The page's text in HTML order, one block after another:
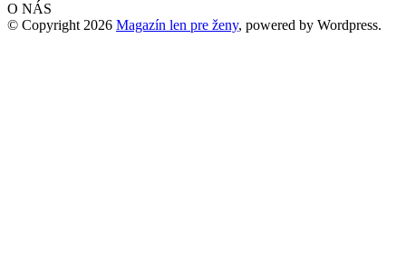
O NÁS
© Copyright 2026 Magazín len pre ženy, powered by Wordpress.